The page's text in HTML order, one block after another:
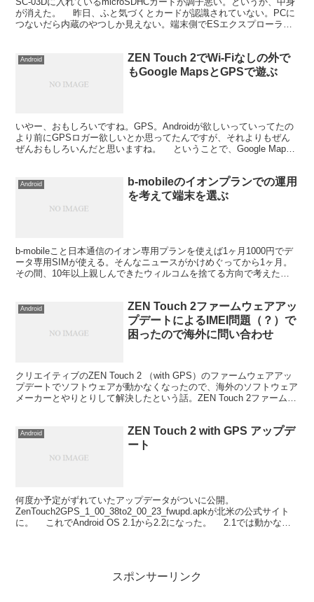
が消えた。 昨日、ふと気づくとカードが認識されていない。PCに
つないだら内蔵のやつしか見えない。端末側でESエクスプローラー
Android
ZEN Touch 2でWi-Fiなしの外で
もGoogle MapsとGPSで遊ぶ
いやー、おもしろいですね。GPS。Androidが欲しいっていってたの
より前にGPSロガー欲しいとか思ってたんですが、それよりもぜん
ぜんおもしろいんだと思いますね。 ということで、Google Maps
Android
b-mobileのイオンプランでの運用
を考えて端末を選ぶ
b-mobileこと日本通信のイオン専用プランを使えば1ヶ月1000円でデ
ータ専用SIMが使える。そんなニュースがかけめぐってから1ヶ月。
その間、10年以上親しんできたウィルコムを捨てる方向で考えた。
Android
ZEN Touch 2ファームウェアアッ
プデートによるIMEI問題（？）で
困ったので海外に問い合わせ
クリエイティブのZEN Touch 2 （with GPS）のファームウェアアッ
プデートでソフトウェアが動かなくなったので、海外のソフトウェア
メーカーとやりとりして解決したという話。ZEN Touch 2ファームウ
Android
ZEN Touch 2 with GPS アップデ
ート
何度か予定がずれていたアップデータがついに公開。
ZenTouch2GPS_1_00_38to2_00_23_fwupd.apkが北米の公式サイト
に。 これでAndroid OS 2.1から2.2になった。 2.1では動かなか
スポンサーリンク